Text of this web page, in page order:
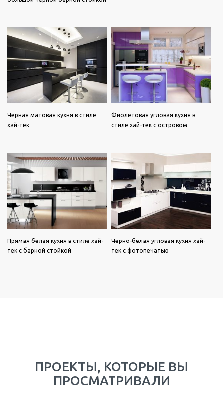
Черная матовая кухня в стиле
хай-тек
Фиолетовая угловая кухня в
стиле хай-тек с островом
Прямая белая кухня в стиле хай-
тек с барной стойкой
Черно-белая угловая кухня хай-
тек с фотопечатью
ПРОЕКТЫ, КОТОРЫЕ ВЫ
ПРОСМАТРИВАЛИ